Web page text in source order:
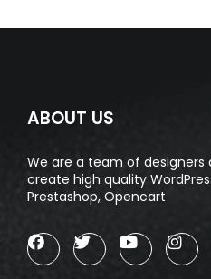
ABOUT US
We are a team of designers
create high quality
Prestashop, Opencart